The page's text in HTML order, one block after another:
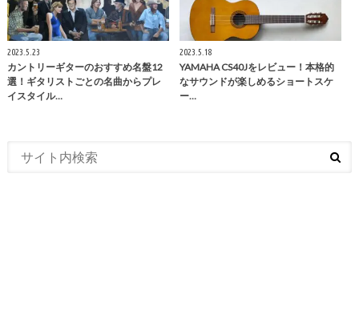
2023.5.23
カントリーギターのおすすめ名盤12
選！ギタリストごとの名曲からプレ
イスタイル…
2023.5.18
YAMAHA CS40Jをレビュー！本格的
なサウンドが楽しめるショートスケ
ー…